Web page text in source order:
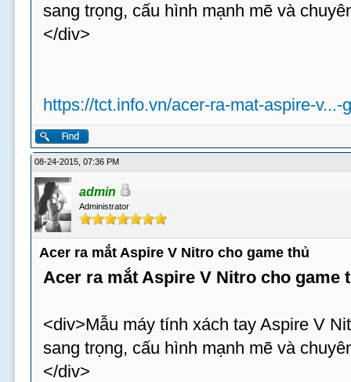
sang trọng, cấu hình mạnh mẽ và
</div>
https://tct.info.vn/acer-ra-mat-aspire-v...-
08-24-2015, 07:36 PM
admin
Administrator
Acer ra mắt Aspire V Nitro cho game thủ
Acer ra mắt Aspire V Nitro cho game
<div>Mẫu máy tính xách tay Aspire V
sang trọng, cấu hình mạnh mẽ và
</div>